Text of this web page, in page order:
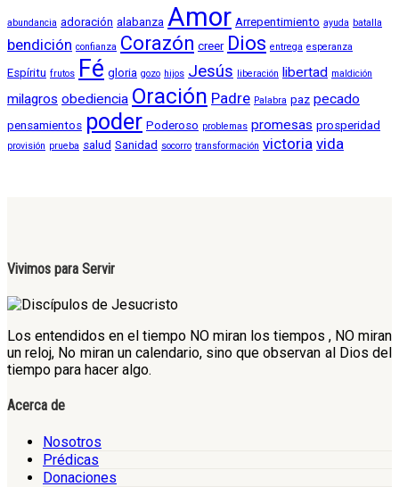
abundancia adoración alabanza Amor Arrepentimiento ayuda batalla
bendición confianza Corazón creer Dios entrega esperanza
Espíritu frutos Fé gloria gozo hijos Jesús liberación libertad maldición
milagros obediencia Oración Padre Palabra paz pecado
pensamientos poder Poderoso problemas promesas prosperidad
provisión prueba salud Sanidad socorro transformación victoria vida
Vivimos para Servir
Los entendidos en el tiempo NO miran los tiempos , NO miran
un reloj, No miran un calendario, sino que observan al Dios del
tiempo para hacer algo.
Acerca de
Nosotros
Prédicas
Donaciones